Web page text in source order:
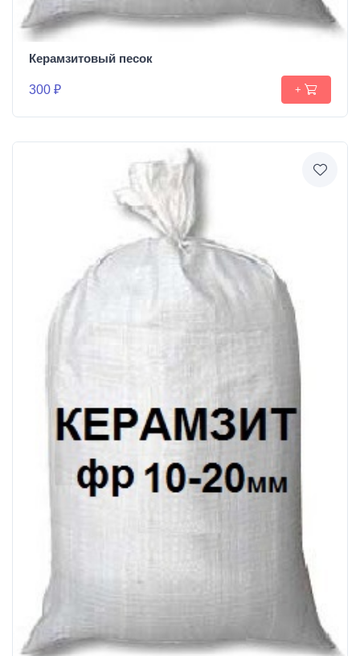
Керамзитовый песок
300 ₽ +